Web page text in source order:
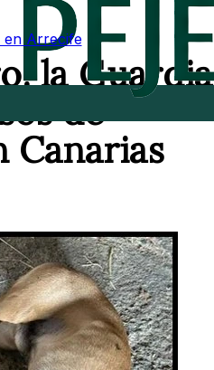
en Arrecife
la Guardia
de
Canarias